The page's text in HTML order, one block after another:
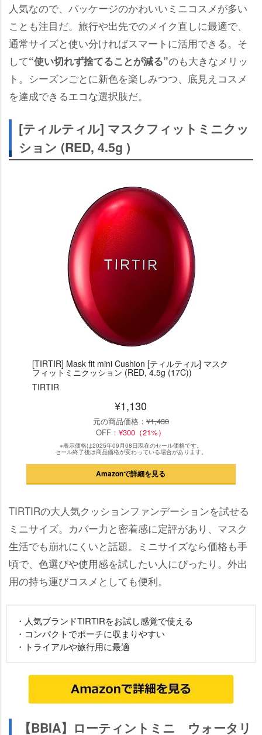
人気なので、パッケージのかわいいミニコスメが多い
ことも注目だ。旅行や出先でのメイク直しに最適で、
通常サイズと使い分ければスマートに活用できる。そ
して“使い切れず捨てることが減る”のも大きなメリッ
ト。シーズンごとに新色を楽しみつつ、底見えコスメ
を達成できるエコな選択肢だ。
[ティルティル] マスクフィットミニクッ
ション (RED, 4.5g )
[TIRTIR] Mask fit mini Cushion [ティルティル] マスク
フィットミニクッション (RED, 4.5g (17C))
TIRTIR
¥1,130
元の商品価格： ¥1,430
OFF：¥300（21%）
※表示価格は2025年09月08日現在のセール価格です。
セール終了後は商品価格が変わっている場合があります。
Amazonで詳細を見る
TIRTIRの大人気クッションファンデーションを試せる
ミニサイズ。カバー力と密着感に定評があり、マスク
生活でも崩れにくいと話題。ミニサイズなら価格も手
頃で、色選びや使用感を試したい人にぴったり。外出
用の持ち運びコスメとしても便利。
・人気ブランドTIRTIRをお試し感覚で使える
・コンパクトでポーチに収まりやすい
・トライアルや旅行用に最適
【BBIA】ローティントミニ ウォータリ